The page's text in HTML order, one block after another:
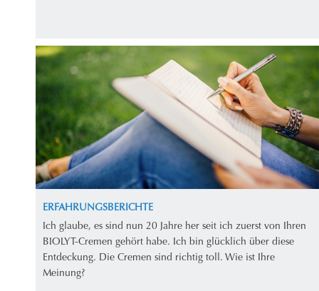
ERFAHRUNGSBERICHTE
Ich glaube, es sind nun 20 Jahre her seit ich zuerst von Ihren
BIOLYT-Cremen gehört habe. Ich bin glücklich über diese
Entdeckung. Die Cremen sind richtig toll. Wie ist Ihre
Meinung?